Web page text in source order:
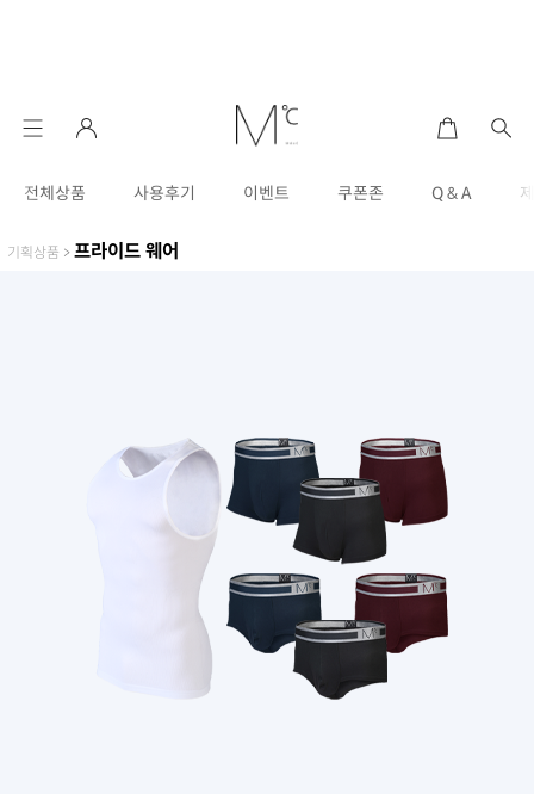
전체상품 사용후기 이벤트 쿠폰존 Q & A
기획상품 > 프라이드 웨어